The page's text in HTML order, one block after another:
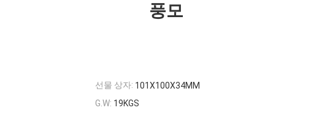
풍모
선물 상자: 101X100X34MM
G.W: 19KGS